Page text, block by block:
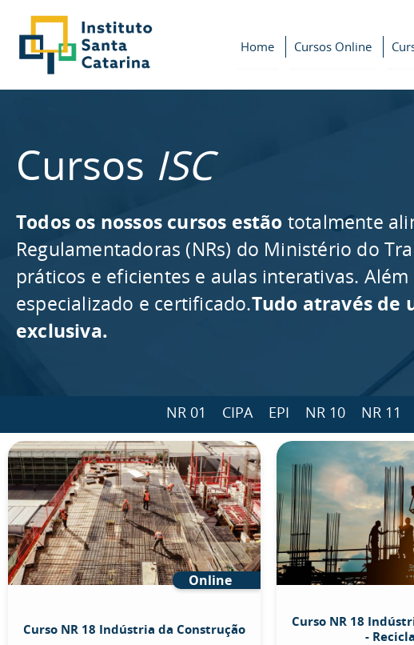
Home Cursos Online
Cursos ISC
Todos os nossos cursos estão totalmente
Regulamentadoras (NRs) do Ministério do
práticos e eficientes e aulas interativas.
especializado e certificado.Tudo através
exclusiva.
NR 01 CIPA EPI NR 10 NR 11
Online
Curso NR 18 Indústria da Construção
Curso NR 18
-